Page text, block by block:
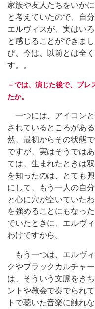
家族や友人たちをいか
と考えていたので、自
エルヴィスが、実はい
と感じることができま
び、今は、以前とは全
す。。
－では、演じた後で、プレ
たか。
一つには、アイコン
されているところがあ
然、最初からその状態
ですが、実はそうでは
ては、生まれたときは
を知ったのは、とても
にして、もう一人の自
と心に穴が空いていた
を強めることにもなっ
でいたときに、エルヴ
わけですから。
もう一つは、エルヴ
クやブラックカルチャ
は、そういう文脈をき
ントや教会で奏でられ
トで聴いた音楽に触れ